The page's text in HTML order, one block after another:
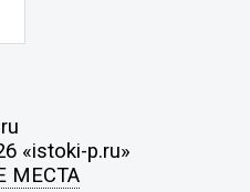
«istoki-p.ru»
МЕСТА